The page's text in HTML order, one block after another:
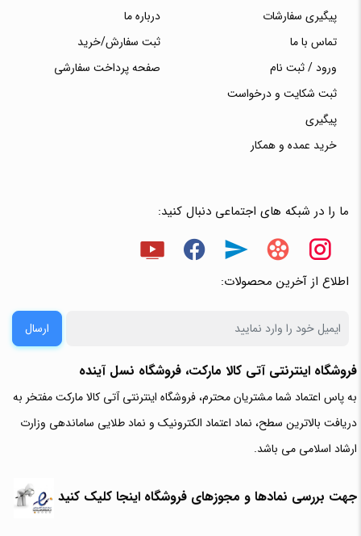
پیگیری سفارشات
تماس با ما
ورود / ثبت نام
ثبت شکایت و درخواست
پیگیری
خرید عمده و همکار
درباره ما
ثبت سفارش/خرید
صفحه پرداخت سفارشی
ما را در شبکه های اجتماعی دنبال کنید:
اطلاع از آخرین محصولات:
ارسال
فروشگاه اینترنتی آتی‌ کالا مارکت، فروشگاه نسل آینده
به پاس اعتماد شما مشتریان محترم، فروشگاه اینترنتی آتی کالا مارکت مفتخر به
دریافت بالاترین سطح، نماد اعتماد الکترونیک و نماد طلایی ساماندهی وزارت
ارشاد اسلامی می باشد.
جهت بررسی نمادها و مجوزهای فروشگاه اینجا کلیک کنید